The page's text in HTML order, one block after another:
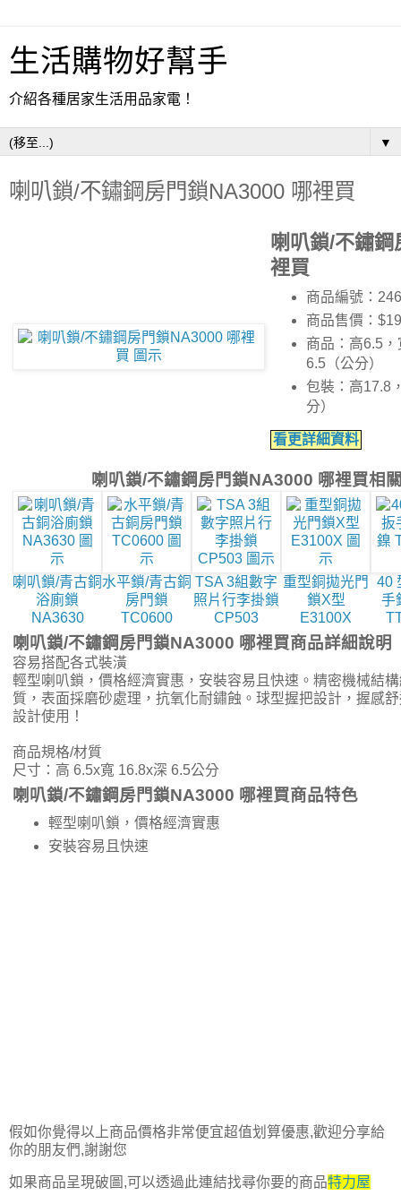
生活購物好幫手
介紹各種居家生活用品家電！
▼
喇叭鎖/不鏽鋼房門鎖NA3000 哪裡買
喇叭鎖/不鏽
裡買
商品編號：
商品售價：
商品：高6.5
6.5（公分）
包裝：高17.8
分）
看更詳細資料
喇叭鎖/不鏽鋼房門鎖NA3000 哪裡買相
喇叭鎖/青古銅
浴廁鎖
NA3630
水平鎖/青古銅
房門鎖
TC0600
TSA 3組數字
照片行李掛鎖
CP503
重型銅拋光門
鎖X型
E3100X
40
手
喇叭鎖/不鏽鋼房門鎖NA3000 哪裡買商品詳細說明
容易搭配各式裝潢
輕型喇叭鎖，價格經濟實惠，安裝容易且快速。精密機械結
質，表面採磨砂處理，抗氧化耐鏽蝕。球型握把設計，握感
設計使用！
商品規格/材質
尺寸：高 6.5x寬 16.8x深 6.5公分
喇叭鎖/不鏽鋼房門鎖NA3000 哪裡買商品特色
輕型喇叭鎖，價格經濟實惠
安裝容易且快速
假如你覺得以上商品價格非常便宜超值划算優惠,歡迎分享給
你的朋友們,謝謝您
如果商品呈現破圖,可以透過此連結找尋你要的商品特力屋